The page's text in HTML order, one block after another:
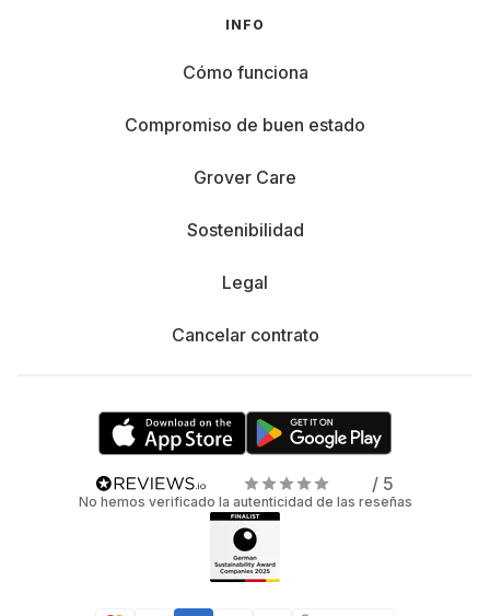
INFO
Cómo funciona
Compromiso de buen estado
Grover Care
Sostenibilidad
Legal
Cancelar contrato
/ 5
No hemos verificado la autenticidad de las reseñas